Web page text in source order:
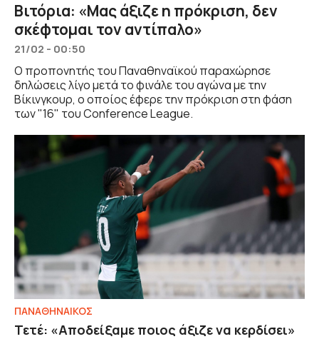
Βιτόρια: «Μας άξιζε η πρόκριση, δεν
σκέφτομαι τον αντίπαλο»
21/02 - 00:50
Ο προπονητής του Παναθηναϊκού παραχώρησε
δηλώσεις λίγο μετά το φινάλε του αγώνα με την
Βίκινγκουρ, ο οποίος έφερε την πρόκριση στη φάση
των "16" του Conference League.
ΠΑΝΑΘΗΝΑΙΚΟΣ
Τετέ: «Αποδείξαμε ποιος άξιζε να κερδίσει»